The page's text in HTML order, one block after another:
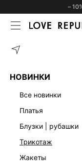
–
НОВИНКИ
все новинки
платья
блузки | рубашки
трикотаж
жакеты
ГЛАВНАЯ